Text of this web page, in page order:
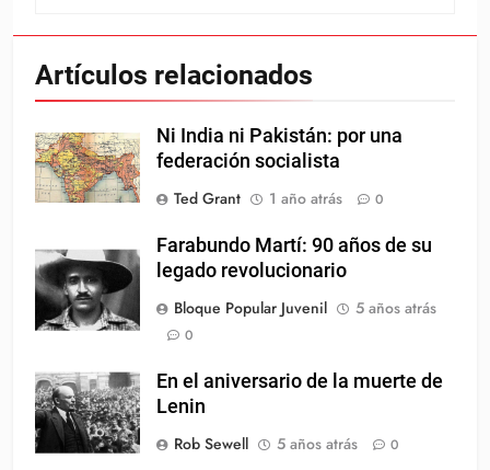
Artículos relacionados
Ni India ni Pakistán: por una
federación socialista
Ted Grant
1 año atrás 0
Farabundo Martí: 90 años de su
legado revolucionario
Bloque Popular Juvenil
5 años atrás
0
En el aniversario de la muerte de
Lenin
Rob Sewell
5 años atrás 0